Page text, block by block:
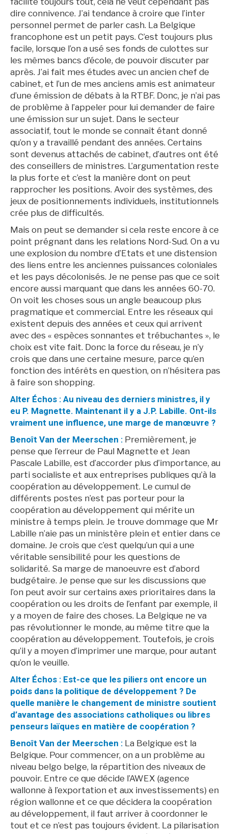
dire connivence. J’ai tendance à croire que l’inter
personnel permet de parler cash. La Belgique
francophone est un petit pays. C’est toujours plus
facile, lorsque l’on a usé ses fonds de culottes sur
les mêmes bancs d’école, de pouvoir discuter par
après. J’ai fait mes études avec un ancien chef de
cabinet, et l’un de mes anciens amis est animateur
d’une émission de débats à la RTBF. Donc, je n’ai pas
de problème à l’appeler pour lui demander de faire
une émission sur un sujet. Dans le secteur
associatif, tout le monde se connaît étant donné
qu’on y a travaillé pendant des années. Certains
sont devenus attachés de cabinet, d’autres ont été
des conseillers de ministres. L’argumentation reste
la plus forte et c’est la manière dont on peut
rapprocher les positions. Avoir des systèmes, des
jeux de positionnements individuels, institutionnels
crée plus de difficultés.
Mais on peut se demander si cela reste encore à ce
point prégnant dans les relations Nord-Sud. On a vu
une explosion du nombre d’Etats et une distension
des liens entre les anciennes puissances coloniales
et les pays décolonisés. Je ne pense pas que ce soit
encore aussi marquant que dans les années 60-70.
On voit les choses sous un angle beaucoup plus
pragmatique et commercial. Entre les réseaux qui
existent depuis des années et ceux qui arrivent
avec des « espèces sonnantes et trébuchantes », le
choix est vite fait. Donc la force du réseau, je n’y
crois que dans une certaine mesure, parce qu’en
fonction des intérêts en question, on n’hésitera pas
à faire son shopping.
Alter Échos : Au niveau des derniers ministres, il y
eu P. Magnette. Maintenant il y a J.P. Labille. Ont-ils
vraiment une influence, une marge de manœuvre ?
Benoît Van der Meerschen : Premièrement, je
pense que l’erreur de Paul Magnette et Jean
Pascale Labille, est d’accorder plus d’importance, au
parti socialiste et aux entreprises publiques qu’à la
coopération au développement. Le cumul de
différents postes n’est pas porteur pour la
coopération au développement qui mérite un
ministre à temps plein. Je trouve dommage que Mr
Labille n’aie pas un ministère plein et entier dans ce
domaine. Je crois que c’est quelqu’un qui a une
véritable sensibilité pour les questions de
solidarité. Sa marge de manoeuvre est d’abord
budgétaire. Je pense que sur les discussions que
l’on peut avoir sur certains axes prioritaires dans la
coopération ou les droits de l’enfant par exemple, il
y a moyen de faire des choses. La Belgique ne va
pas révolutionner le monde, au même titre que la
coopération au développement. Toutefois, je crois
qu’il y a moyen d’imprimer une marque, pour autant
qu’on le veuille.
Alter Échos : Est-ce que les piliers ont encore un
poids dans la politique de développement ? De
quelle manière le changement de ministre soutient
d’avantage des associations catholiques ou libres
penseurs laïques en matière de coopération ?
Benoît Van der Meerschen : La Belgique est la
Belgique. Pour commencer, on a un problème au
niveau belgo belge, la répartition des niveaux de
pouvoir. Entre ce que décide l’AWEX (agence
wallonne à l’exportation et aux investissements) en
région wallonne et ce que décidera la coopération
au développement, il faut arriver à coordonner le
tout et ce n’est pas toujours évident. La pilarisation